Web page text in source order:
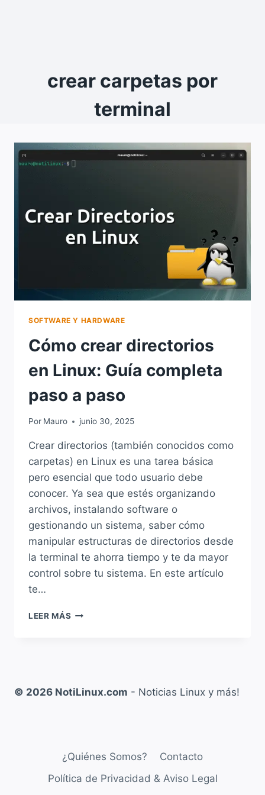
crear carpetas por
terminal
SOFTWARE Y HARDWARE
Cómo crear directorios
en Linux: Guía completa
paso a paso
Por Mauro junio 30, 2025
Crear directorios (también conocidos como
carpetas) en Linux es una tarea básica
pero esencial que todo usuario debe
conocer. Ya sea que estés organizando
archivos, instalando software o
gestionando un sistema, saber cómo
manipular estructuras de directorios desde
la terminal te ahorra tiempo y te da mayor
control sobre tu sistema. En este artículo
te…
LEER MÁS CÓMO
COMPLETA
© 2026 NotiLinux.com - Noticias Linux y más!
¿Quiénes Somos?
Contacto
Política de Privacidad & Aviso Legal